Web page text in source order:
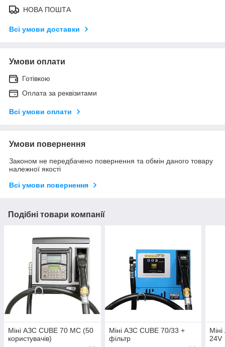
НОВА ПОШТА
Всі умови доставки
Умови оплати
Готівкою
Оплата за реквізитами
Всі умови оплати
Умови повернення
Законом не передбачено повернення та обмін даного товару
належної якості
Всі умови повернення
Подібні товари компанії
Міні АЗС CUBE 70 MC (50
користувачів)
Міні АЗС CUBE 70/33 +
фільтр
24V